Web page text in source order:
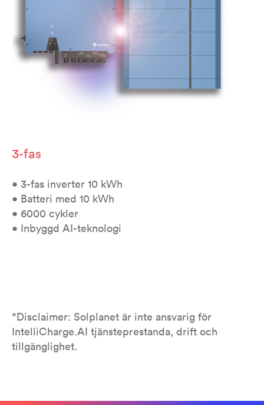
3-fas
• 3-fas inverter 10 kWh
• Batteri med 10 kWh
• 6000 cykler
• Inbyggd AI-teknologi
*Disclaimer: Solplanet är inte ansvarig för
IntelliCharge.AI tjänsteprestanda, drift och
tillgänglighet.